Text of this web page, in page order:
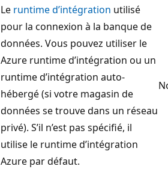
Le runtime d’intégration utilisé
pour la connexion à la banque de
données. Vous pouvez utiliser le
Azure runtime d’intégration ou un
runtime d’intégration auto-
hébergé (si votre magasin de
données se trouve dans un réseau
privé). S’il n’est pas spécifié, il
utilise le runtime d’intégration
Azure par défaut.